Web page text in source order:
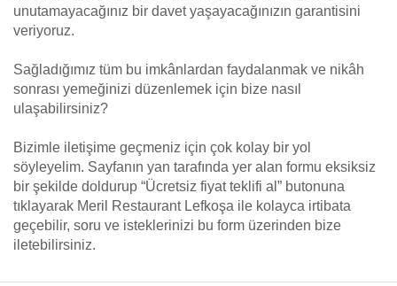
unutamayacağınız bir davet yaşayacağınızın garantisini
veriyoruz.
Sağladığımız tüm bu imkânlardan faydalanmak ve nikâh
sonrası yemeğinizi düzenlemek için bize nasıl
ulaşabilirsiniz?
Bizimle iletişime geçmeniz için çok kolay bir yol
söyleyelim. Sayfanın yan tarafında yer alan formu eksiksiz
bir şekilde doldurup “Ücretsiz fiyat teklifi al” butonuna
tıklayarak Meril Restaurant Lefkoşa ile kolayca irtibata
geçebilir, soru ve isteklerinizi bu form üzerinden bize
iletebilirsiniz.